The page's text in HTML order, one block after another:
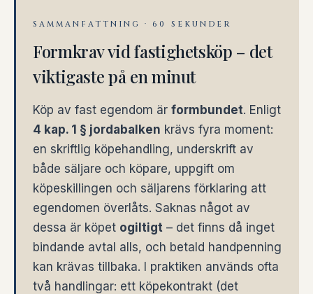
SAMMANFATTNING · 60 SEKUNDER
Formkrav vid fastighetsköp – det
viktigaste på en minut
Köp av fast egendom är formbundet. Enligt
4 kap. 1 § jordabalken krävs fyra moment:
en skriftlig köpehandling, underskrift av
både säljare och köpare, uppgift om
köpeskillingen och säljarens förklaring att
egendomen överlåts. Saknas något av
dessa är köpet ogiltigt – det finns då inget
bindande avtal alls, och betald handpenning
kan krävas tillbaka. I praktiken används ofta
två handlingar: ett köpekontrakt (det